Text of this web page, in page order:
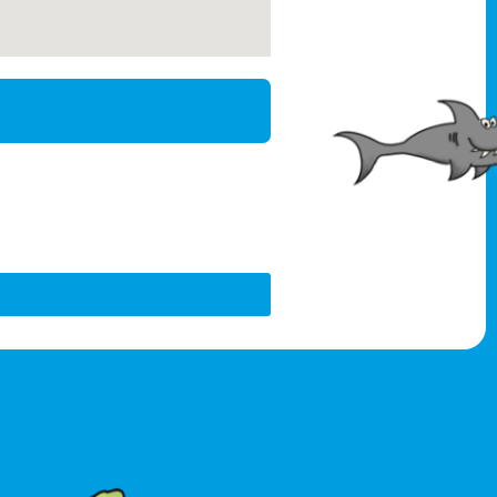
schwimmen
Erwachsener an
gibt es viele